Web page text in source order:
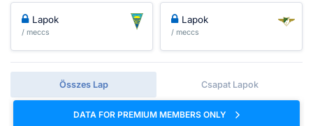
Lapok
/ meccs
Lapok
/ meccs
Összes Lap Csapat Lapok
DATA FOR PREMIUM MEMBERS ONLY